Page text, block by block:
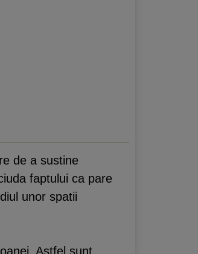
de a sustine
faptului ca pare
unor spatii
Astfel sunt